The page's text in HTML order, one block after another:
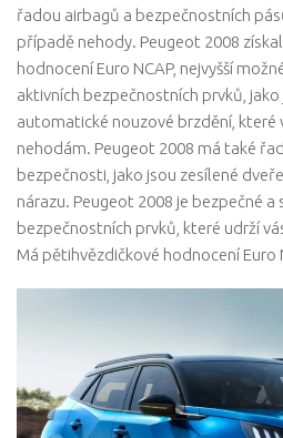
řadou airbagů a bezpečnostních
případě nehody. Peugeot 2008
hodnocení Euro NCAP, nejvyšší
aktivních bezpečnostních prvků,
automatické nouzové brzdění,
nehodám. Peugeot 2008 má také
bezpečnosti, jako jsou zesílené
nárazu. Peugeot 2008 je bezpečné a
bezpečnostních prvků, které udrží
Má pětihvězdičkové hodnocení Euro